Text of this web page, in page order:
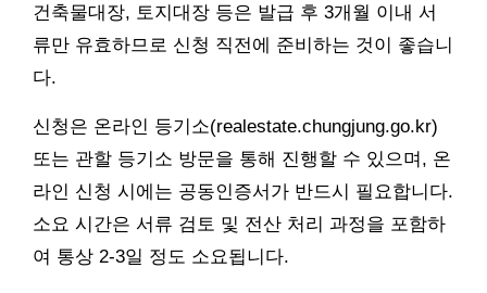
건축물대장, 토지대장 등은 발급 후 3개월 이내 서
류만 유효하므로 신청 직전에 준비하는 것이 좋습니
다.
신청은 온라인 등기소(realestate.chungjung.go.kr)
또는 관할 등기소 방문을 통해 진행할 수 있으며, 온
라인 신청 시에는 공동인증서가 반드시 필요합니다.
소요 시간은 서류 검토 및 전산 처리 과정을 포함하
여 통상 2-3일 정도 소요됩니다.